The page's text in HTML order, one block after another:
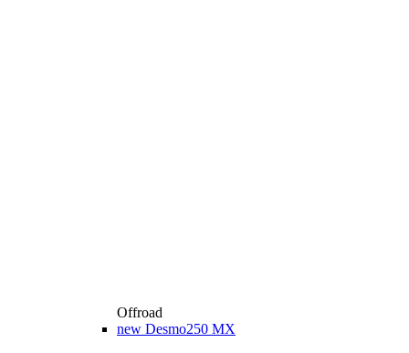
Offroad
new Desmo250 MX